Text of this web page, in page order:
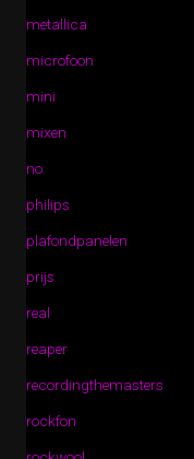
metallica
microfoon
mini
mixen
no
philips
plafondpanelen
prijs
real
reaper
recordingthemasters
rockfon